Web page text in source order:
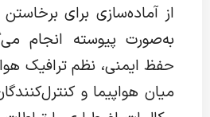
از آماده‌سازی برای
به‌صورت پیوسته انجام
حفظ ایمنی، نظم ترافیک
میان هواپیما و